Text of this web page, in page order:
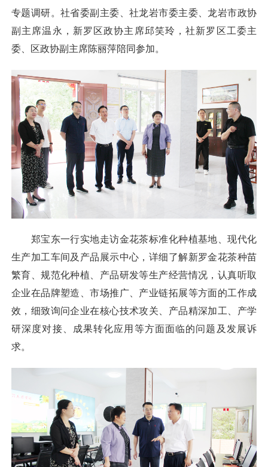
专题调研。社省委副主委、社龙岩市委主委、龙岩市政协
副主席温永，新罗区政协主席邱笑玲，社新罗区工委主
委、区政协副主席陈丽萍陪同参加。
郑宝东一行实地走访金花茶标准化种植基地、现代化
生产加工车间及产品展示中心，详细了解新罗金花茶种苗
繁育、规范化种植、产品研发等生产经营情况，认真听取
企业在品牌塑造、市场推广、产业链拓展等方面的工作成
效，细致询问企业在核心技术攻关、产品精深加工、产学
研深度对接、成果转化应用等方面面临的问题及发展诉
求。